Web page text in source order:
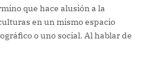
que hace alusión a la
en un mismo espacio
o uno social. Al hablar de